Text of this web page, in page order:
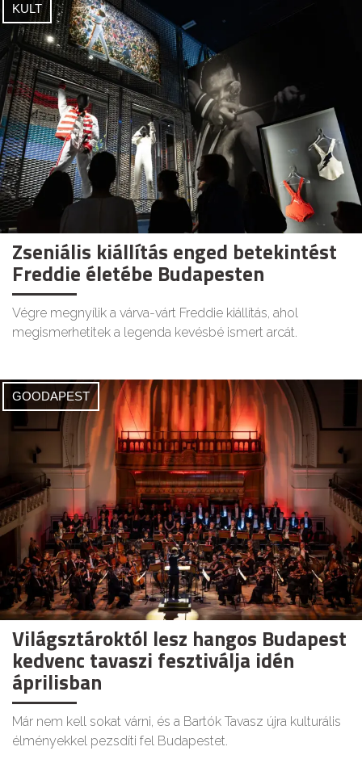
KULT
Zseniális kiállítás enged betekintést
Freddie életébe Budapesten
Végre megnyílik a várva-várt Freddie kiállítás, ahol
megismerhetitek a legenda kevésbé ismert arcát.
GOODAPEST
Világsztároktól lesz hangos Budapest
kedvenc tavaszi fesztiválja idén
áprilisban
Már nem kell sokat várni, és a Bartók Tavasz újra kulturális
élményekkel pezsdíti fel Budapestet.